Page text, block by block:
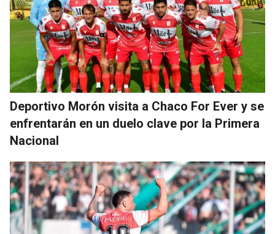
Deportivo Morón visita a Chaco For Ever y se
enfrentarán en un duelo clave por la Primera
Nacional